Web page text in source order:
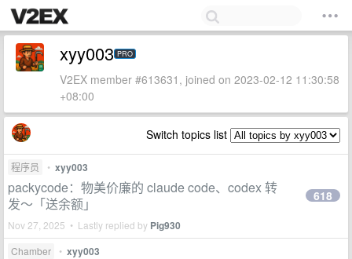
xyy003 PRO
V2EX member #613631, joined on 2023-02-12 11:30:58
+08:00
Switch topics list
程序员 • xyy003
packycode：物美价廉的 claude code、codex 转
发～「送余额」
Nov 27, 2025 • Lastly replied by Pig930
618
Chamber • xyy003